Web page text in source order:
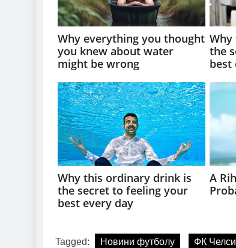
Tagged: Новини футболу ФК Челси